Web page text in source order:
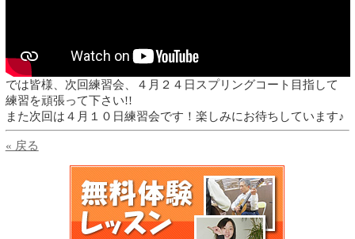
では皆様、次回練習会、４月２４日スプリングコート目指して
練習を頑張って下さい!!
また次回は４月１０日練習会です！楽しみにお待ちしています♪
« 戻る